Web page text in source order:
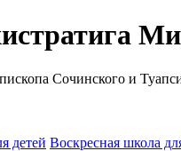
Сочинского и
детей Воскресная школа